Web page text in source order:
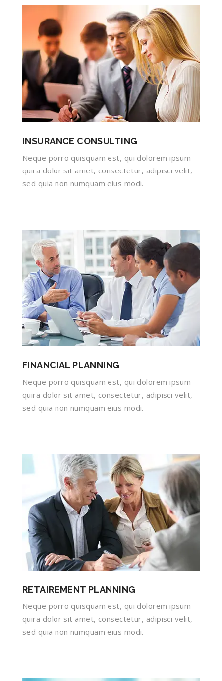
INSURANCE CONSULTING
Neque porro quisquam est, qui dolorem ipsum
quira dolor sit amet, consectetur, adipisci velit,
sed quia non numquam eius modi.
FINANCIAL PLANNING
Neque porro quisquam est, qui dolorem ipsum
quira dolor sit amet, consectetur, adipisci velit,
sed quia non numquam eius modi.
RETAIREMENT PLANNING
Neque porro quisquam est, qui dolorem ipsum
quira dolor sit amet, consectetur, adipisci velit,
sed quia non numquam eius modi.